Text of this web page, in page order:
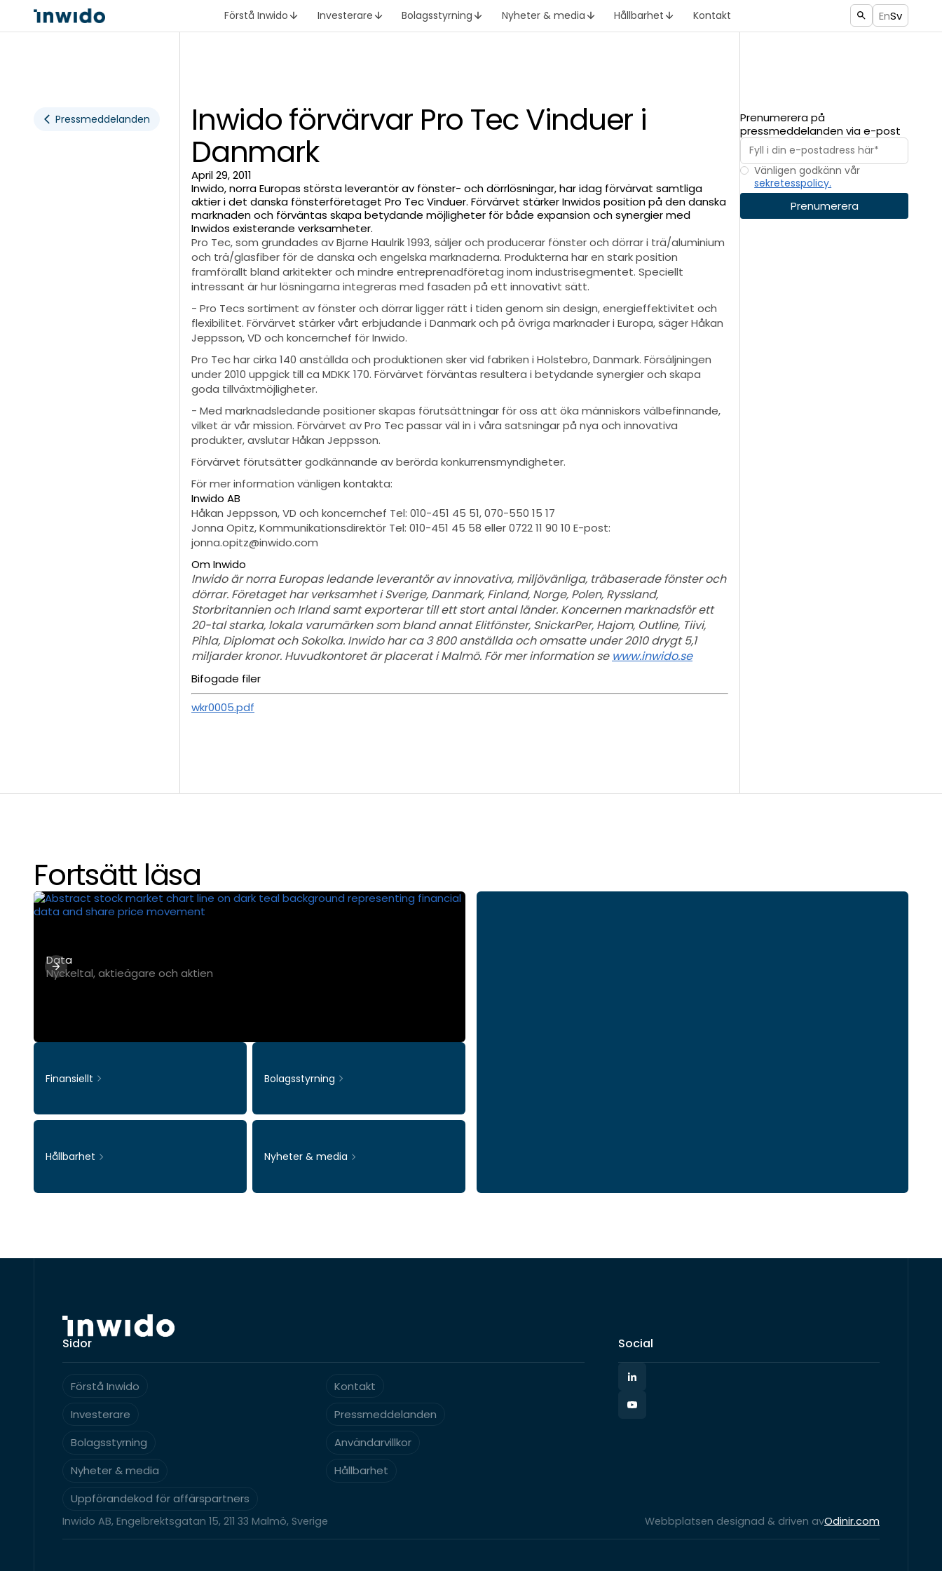
Förstå Inwido Investerare Bolagsstyrning Nyheter & media Hållbarhet Kontakt EnSv
Pressmeddelanden Inwido förvärvar Pro Tec Vinduer i
Danmark
April 29, 2011
Inwido, norra Europas största leverantör av fönster- och dörrlösningar, har idag förvärvat samtliga
aktier i det danska fönsterföretaget Pro Tec Vinduer. Förvärvet stärker Inwidos position på den danska
marknaden och förväntas skapa betydande möjligheter för både expansion och synergier med
Inwidos existerande verksamheter.
Pro Tec, som grundades av Bjarne Haulrik 1993, säljer och producerar fönster och dörrar i trä/aluminium
och trä/glasfiber för de danska och engelska marknaderna. Produkterna har en stark position
framförallt bland arkitekter och mindre entreprenadföretag inom industrisegmentet. Speciellt
intressant är hur lösningarna integreras med fasaden på ett innovativt sätt.
- Pro Tecs sortiment av fönster och dörrar ligger rätt i tiden genom sin design, energieffektivitet och
flexibilitet. Förvärvet stärker vårt erbjudande i Danmark och på övriga marknader i Europa, säger Håkan
Jeppsson, VD och koncernchef för Inwido.
Pro Tec har cirka 140 anställda och produktionen sker vid fabriken i Holstebro, Danmark. Försäljningen
under 2010 uppgick till ca MDKK 170. Förvärvet förväntas resultera i betydande synergier och skapa
goda tillväxtmöjligheter.
- Med marknadsledande positioner skapas förutsättningar för oss att öka människors välbefinnande,
vilket är vår mission. Förvärvet av Pro Tec passar väl in i våra satsningar på nya och innovativa
produkter, avslutar Håkan Jeppsson.
Förvärvet förutsätter godkännande av berörda konkurrensmyndigheter.
För mer information vänligen kontakta:
Inwido AB
Håkan Jeppsson, VD och koncernchef Tel: 010-451 45 51, 070-550 15 17
Jonna Opitz, Kommunikationsdirektör Tel: 010-451 45 58 eller 0722 11 90 10 E-post:
jonna.opitz@inwido.com
Om Inwido
Inwido är norra Europas ledande leverantör av innovativa, miljövänliga, träbaserade fönster och
dörrar. Företaget har verksamhet i Sverige, Danmark, Finland, Norge, Polen, Ryssland,
Storbritannien och Irland samt exporterar till ett stort antal länder. Koncernen marknadsför ett
20-tal starka, lokala varumärken som bland annat Elitfönster, SnickarPer, Hajom, Outline, Tiivi,
Pihla, Diplomat och Sokolka. Inwido har ca 3 800 anställda och omsatte under 2010 drygt 5,1
miljarder kronor. Huvudkontoret är placerat i Malmö. För mer information se www.inwido.se
Bifogade filer
wkr0005.pdf
Prenumerera på
pressmeddelanden via e-post
Vänligen godkänn vår
sekretesspolicy.
Fortsätt läsa
Data
Nyckeltal, aktieägare och aktien
Finansiellt Bolagsstyrning
Hållbarhet Nyheter & media
Sidor
Förstå Inwido
Kontakt
Investerare
Pressmeddelanden
Bolagsstyrning
Användarvillkor
Nyheter & media
Hållbarhet
Uppförandekod för affärspartners
Social
Inwido AB, Engelbrektsgatan 15, 211 33 Malmö, Sverige Webbplatsen designad & driven avOdinir.com